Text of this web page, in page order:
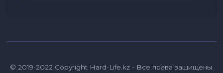
© 2019-2022 Copyright Hard-Life.kz - Все права защищены.